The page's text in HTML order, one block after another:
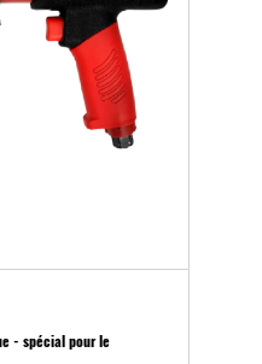
- spécial pour le